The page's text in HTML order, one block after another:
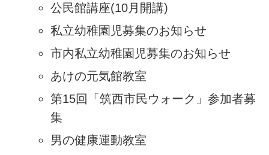
公民館講座(10月開講)
私立幼稚園児募集のお知らせ
市内私立幼稚園児募集のお知らせ
あけの元気館教室
第15回「筑西市民ウォーク」参加者募
集
男の健康運動教室